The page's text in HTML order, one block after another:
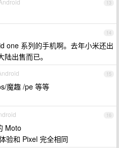
13
14
one 系列的手机啊。去年小米还出
出售而已。
15
魔趣 /pe 等等
16
Moto
验和 Pixel 完全相同